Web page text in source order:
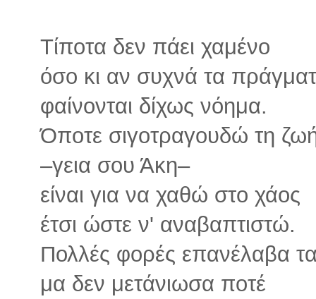
Τίποτα δεν πάει χαμένο
όσο κι αν συχνά τα
φαίνονται δίχως νόημα.
Όποτε σιγοτραγουδώ τη
–γεια σου Άκη–
είναι για να χαθώ στο χάος
έτσι ώστε ν' αναβαπτιστώ.
Πολλές φορές επανέλαβα
μα δεν μετάνιωσα ποτέ